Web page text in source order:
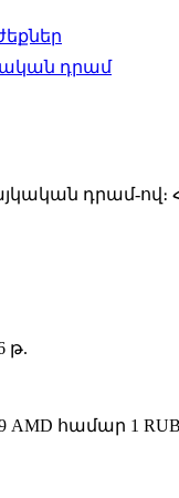
դրամ
դրամ-
թ.
համար 1 RUB